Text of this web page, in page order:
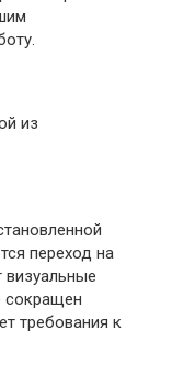
из
переход на
визуальные
сокращен
требования к